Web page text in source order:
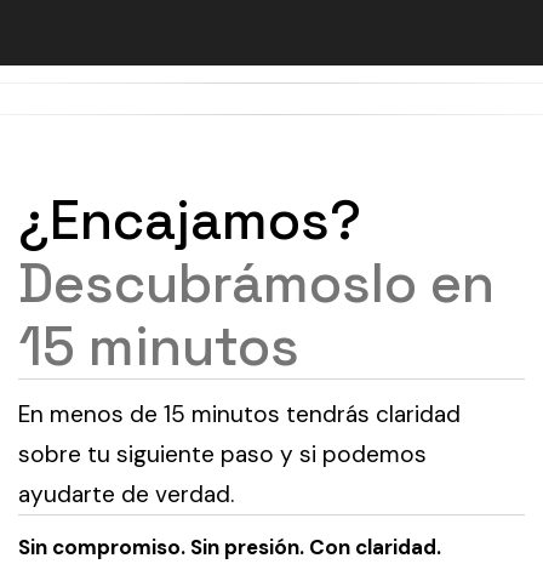
¿Encajamos?
Descubrámoslo en
15 minutos
En menos de 15 minutos tendrás claridad
sobre tu siguiente paso y si podemos
ayudarte de verdad.
Sin compromiso. Sin presión. Con claridad.